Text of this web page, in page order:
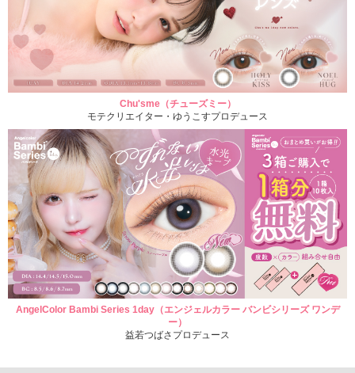
Chu'sme（チューズミー）
モテクリエイター・ゆうこすプロデュース
AngelColor Bambi Series 1day（エンジェルカラー バンビシリーズ ワンデ
ー）
益若つばさプロデュース